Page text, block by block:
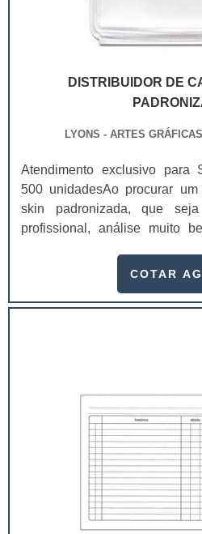
DISTRIBUIDOR DE
LYONS - ARTES GRÁFICAS
Atendimento exclusivo para
500 unidadesAo procurar
skin padronizada, que
profissional, análise muito
produto.A busca por empresas
podem assegurar aos
COTAR